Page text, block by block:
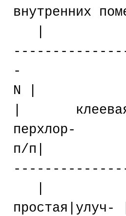
внутренних
-
N |
|
перхлор-
п/п|